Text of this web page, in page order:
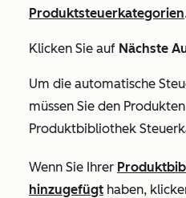
Produktsteuerkategorien
Klicken Sie auf Nächste
Um die automatische
müssen Sie den
Produktbibliothek
Wenn Sie Ihrer
hinzugefügt haben,